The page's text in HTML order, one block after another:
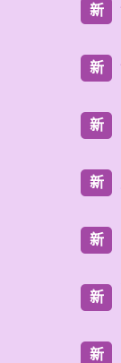
新
新
新
新
新
新
新